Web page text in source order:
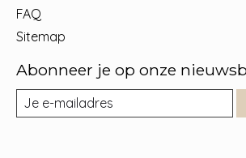
FAQ
Sitemap
Abonneer je op onze